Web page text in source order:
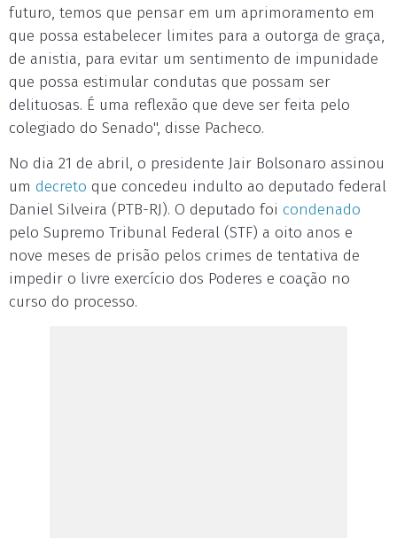
futuro, temos que pensar em um aprimoramento em
que possa estabelecer limites para a outorga de graça,
de anistia, para evitar um sentimento de impunidade
que possa estimular condutas que possam ser
delituosas. É uma reflexão que deve ser feita pelo
colegiado do Senado", disse Pacheco.
No dia 21 de abril, o presidente Jair Bolsonaro assinou
um decreto que concedeu indulto ao deputado federal
Daniel Silveira (PTB-RJ). O deputado foi condenado
pelo Supremo Tribunal Federal (STF) a oito anos e
nove meses de prisão pelos crimes de tentativa de
impedir o livre exercício dos Poderes e coação no
curso do processo.